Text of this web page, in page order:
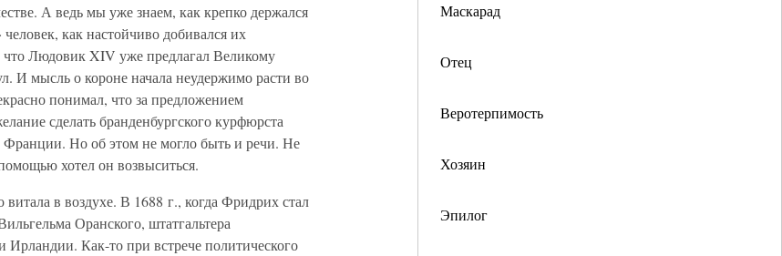
Маскарад
Отец
Веротерпимость
Хозяин
Эпилог
А ведь мы уже знаем, как крепко держался
как настойчиво добивался их
что Людовик XIV уже предлагал Великому
И мысль о короне начала неудержимо расти во
понимал, что за предложением
сделать бранденбургского курфюрста
Но об этом не могло быть и речи. Не
хотел он возвыситься.
в воздухе. В 1688 г., когда Фридрих стал
Оранского, штатгальтера
Как-то при встрече политического